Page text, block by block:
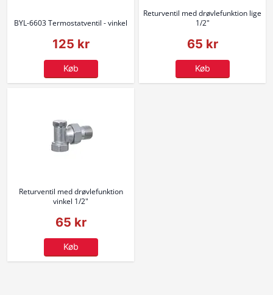
BYL-6603 Termostatventil - vinkel
125 kr
Køb
Returventil med drøvlefunktion lige
1/2"
65 kr
Køb
Returventil med drøvlefunktion
vinkel 1/2"
65 kr
Køb